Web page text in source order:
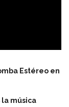
Estéreo en
música